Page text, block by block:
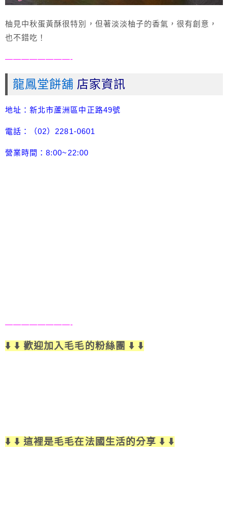
柚見中秋蛋黃酥很特別，但著淡淡柚子的香氣，很有創意，
也不錯吃！
————————-
龍鳳堂餅舖 店家資訊
地址：新北市蘆洲區中正路49號
電話：（02）2281-0601
營業時間：8:00~22:00
————————-
⬇️ ⬇️ 歡迎加入毛毛的粉絲團 ⬇️ ⬇️
⬇️ ⬇️ 這裡是毛毛在法國生活的分享 ⬇️ ⬇️